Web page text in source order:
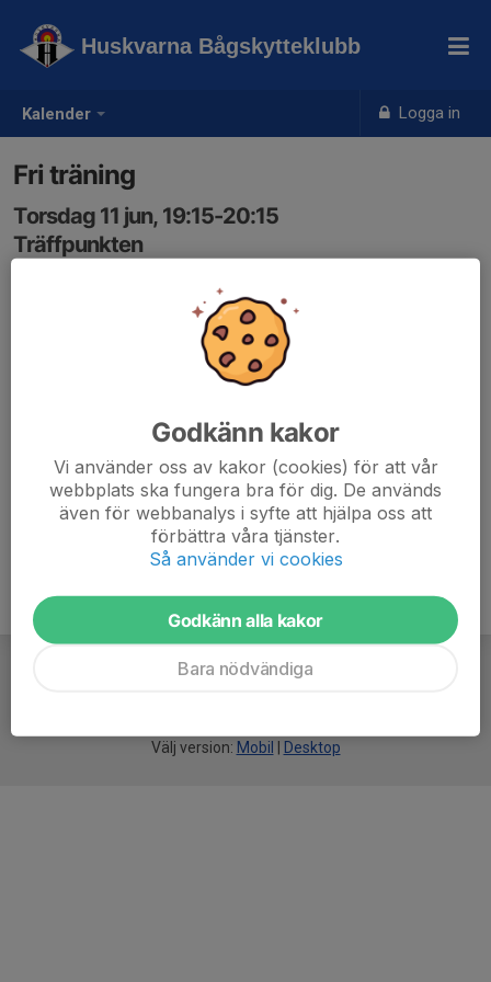
Kalender Logga in
Huskvarna Bågskytteklubb
Fri träning
Torsdag 11 jun, 19:15-20:15
Träffpunkten
Egen nyckel och utrustning krävs. Ingen ledare.
Välj version: Mobil Desktop
Godkänn kakor
Vi använder oss av kakor (cookies) för att vår
webbplats ska fungera bra för dig. De används
även för webbanalys i syfte att hjälpa oss att
förbättra våra tjänster.
Så använder vi cookies
Godkänn alla kakor
Bara nödvändiga